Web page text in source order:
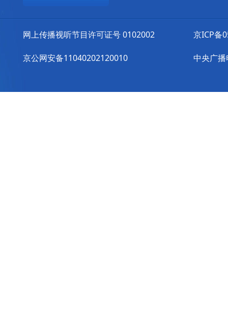
网上传播视听节目许可证号 0102002
京公网安备11040202120010
京ICP备
中央广